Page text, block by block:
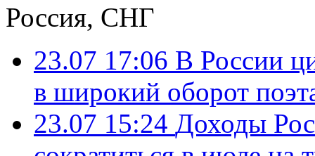
Россия, СНГ
23.07 17:06 В России
в широкий оборот
23.07 15:24 Доходы